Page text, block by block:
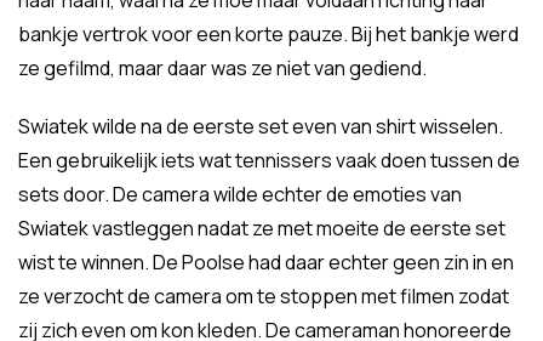
bankje vertrok voor een korte pauze. Bij het bankje werd
ze gefilmd, maar daar was ze niet van gediend.
Swiatek wilde na de eerste set even van shirt wisselen.
Een gebruikelijk iets wat tennissers vaak doen tussen de
sets door. De camera wilde echter de emoties van
Swiatek vastleggen nadat ze met moeite de eerste set
wist te winnen. De Poolse had daar echter geen zin in en
ze verzocht de camera om te stoppen met filmen zodat
zij zich even om kon kleden. De cameraman honoreerde